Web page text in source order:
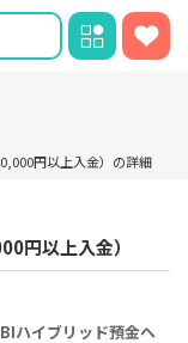
円以上入金）の詳細
円以上入金）
ハイブリッド預金へ